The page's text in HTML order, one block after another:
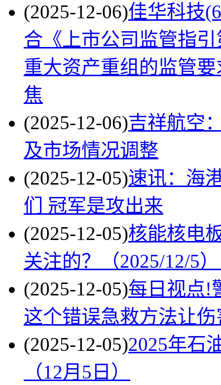
(2025-12-06)佳华科技
合《上市公司监管指
重大资产重组的监管
焦
(2025-12-06)吉祥航空
及市场情况调整
(2025-12-05)速讯：海
们 冠军是攻出来
(2025-12-05)核能核电
关注的？（2025/12/5
(2025-12-05)每日视点!
这个错误急救方法让
(2025-12-05)2025年石
（12月5日）